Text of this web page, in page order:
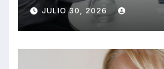
JULIO 30, 2026